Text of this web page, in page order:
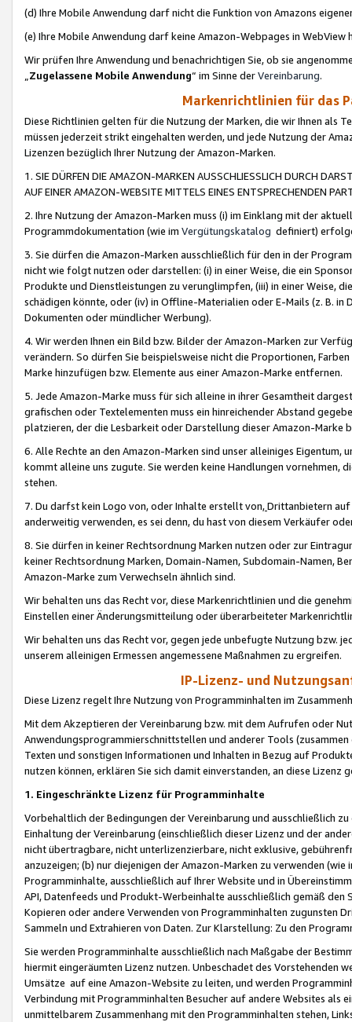
(d) Ihre Mobile Anwendung darf nicht die Funktion von Amazons
(e) Ihre Mobile Anwendung darf keine Amazon-Webpages in WebView
Wir prüfen Ihre Anwendung und benachrichtigen Sie, ob sie
„Zugelassene Mobile Anwendung“ im Sinne derVereinbarung.
Markenrichtlinien für das
Diese Richtlinien gelten für die Nutzung der Marken, die wir Ihnen als
müssen jederzeit strikt eingehalten werden, und jede Nutzung der
Lizenzen bezüglich Ihrer Nutzung der Amazon-Marken.
1. SIE DÜRFEN DIE AMAZON-MARKEN AUSSCHLIESSLICH DURCH
AUF EINER AMAZON-WEBSITE MITTELS EINES ENTSPRECHENDEN
2. Ihre Nutzung der Amazon-Marken muss (i) im Einklang mit der
Programmdokumentation (wie im Vergütungskatalog definiert)
3. Sie dürfen die Amazon-Marken ausschließlich für den in der
nicht wie folgt nutzen oder darstellen: (i) in einer Weise, die ein
Produkte und Dienstleistungen zu verunglimpfen, (iii) in einer Weise,
schädigen könnte, oder (iv) in Offline-Materialien oder E-Mails (z. B. in
Dokumenten oder mündlicher Werbung).
4. Wir werden Ihnen ein Bild bzw. Bilder der Amazon-Marken zur
verändern. So dürfen Sie beispielsweise nicht die Proportionen,
Marke hinzufügen bzw. Elemente aus einer Amazon-Marke entfernen.
5. Jede Amazon-Marke muss für sich alleine in ihrer Gesamtheit
grafischen oder Textelementen muss ein hinreichender Abstand
platzieren, der die Lesbarkeit oder Darstellung dieser Amazon-Marke
6. Alle Rechte an den Amazon-Marken sind unser alleiniges
kommt alleine uns zugute. Sie werden keine Handlungen vornehmen,
stehen.
7. Du darfst kein Logo von, oder Inhalte erstellt von,Drittanbietern auf
anderweitig verwenden, es sei denn, du hast von diesem Verkäufer
8. Sie dürfen in keiner Rechtsordnung Marken nutzen oder zur
keiner Rechtsordnung Marken, Domain-Namen, Subdomain-Namen,
Amazon-Marke zum Verwechseln ähnlich sind.
Wir behalten uns das Recht vor, diese Markenrichtlinien und die
Einstellen einer Änderungsmitteilung oder überarbeiteter
Wir behalten uns das Recht vor, gegen jede unbefugte Nutzung bzw.
unserem alleinigen Ermessen angemessene Maßnahmen zu ergreifen.
IP-Lizenz- und
Diese Lizenz regelt Ihre Nutzung von Programminhalten im
Mit dem Akzeptieren der Vereinbarung bzw. mit dem Aufrufen oder
Anwendungsprogrammierschnittstellen und anderer Tools (zusammen
Texten und sonstigen Informationen und Inhalten in Bezug auf
nutzen können, erklären Sie sich damit einverstanden, an diese Lizenz
1. Eingeschränkte Lizenz für Programminhalte
Vorbehaltlich der Bedingungen der Vereinbarung und ausschließlich
Einhaltung der Vereinbarung (einschließlich dieser Lizenz und der
nicht übertragbare, nicht unterlizenzierbare, nicht exklusive,
anzuzeigen; (b) nur diejenigen der Amazon-Marken zu verwenden
Programminhalte, ausschließlich auf Ihrer Website und in
API, Datenfeeds und Produkt-Werbeinhalte ausschließlich gemäß
Kopieren oder andere Verwenden von Programminhalten zugunsten
Sammeln und Extrahieren von Daten. Zur Klarstellung: Zu den
Sie werden Programminhalte ausschließlich nach Maßgabe der
hiermit eingeräumten Lizenz nutzen. Unbeschadet des Vorstehenden
Umsätze auf eine Amazon-Website zu leiten, und werden
Verbindung mit Programminhalten Besucher auf andere Websites als
unmittelbarem Zusammenhang mit den Programminhalten stehen,